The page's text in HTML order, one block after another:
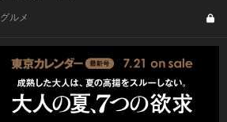
グルメ